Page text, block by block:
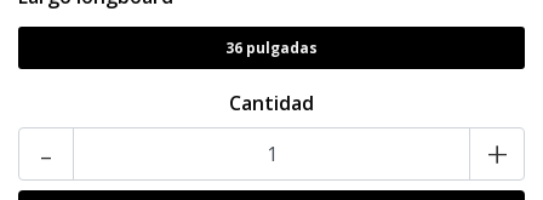
36 pulgadas
Cantidad
- +